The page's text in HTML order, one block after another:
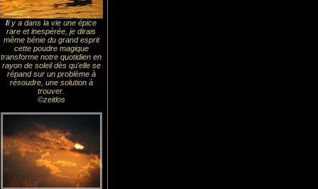
Il y a dans la vie une épice
rare et inespérée, je dirais
même bénie du grand esprit
cette poudre magique
transforme notre quotidien en
rayon de soleil dès qu'elle se
répand sur un problème à
résoudre, une solution à
trouver.
©zeitlos